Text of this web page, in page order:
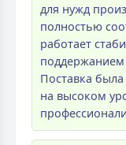
для нужд
полностью
работает
Поставка
на высоком